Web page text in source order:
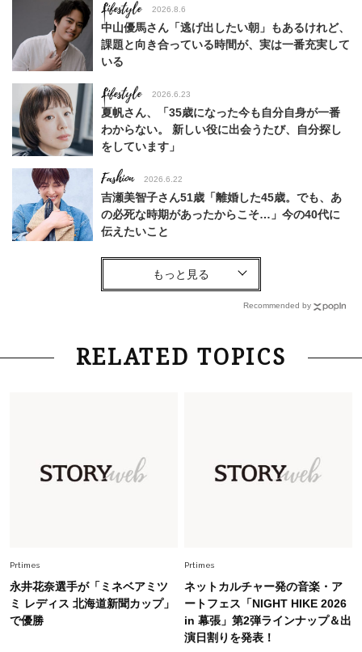
Lifestyle 2026.8.6
中山優馬さん「逃げ出したい朝」もあるけれど、
課題と向き合っている時間が、実は一番充実して
いる
Lifestyle 2026.6.23
夏帆さん、「35歳になった今も自分自身が一番
わからない。 新しい役に出会うたび、自分探し
をしています」
Fashion 2026.6.22
吉瀬美智子さん51歳「離婚した45歳。でも、あ
の必死な時期があったからこそ…」今の40代に
伝えたいこと
Fashion
【40代コンサバ派】白Tシャツは「パール×ゴー
Lifestyle 2026.7.29
「お若いですね」は褒め言葉？“若い＝美しい”と
慣！「金運アップ→トイレ、じゃあ底上げ運
は？」
Fashion 2026.6.12
中村ゆりさん「40代になり、やっと“仕事以外の
幸福感”に目が向いた」ライフスタイルも、服も
Recommended by
RELATED TOPICS
Prtimes
永井花奈選手が「ミネベアミツ
ミ レディス 北海道新聞カップ」
で優勝
Prtimes
ネットカルチャー発の音楽・ア
ートフェス「NIGHT HIKE 2026
in 幕張」第2弾ラインナップ＆出
演日割りを発表！